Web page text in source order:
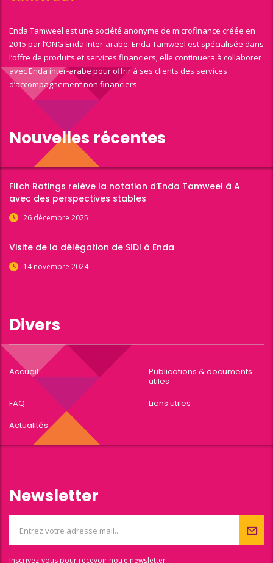
Enda Tamweel est une société anonyme de microfinance créée en
2015 par l’ONG Enda Inter-arabe. Enda Tamweel est spécialisée dans
l’offre de produits et services financiers; elle continuera à collaborer
avec Enda inter-arabe pour offrir à ses clients des services
d’accompagnement non financiers.
Nouvelles récentes
Fitch Ratings relève la notation d’Enda Tamweel à A
avec des perspectives stables
26 décembre 2025
Visite de la délégation de SIDI à Enda
14 novembre 2024
Divers
Accueil
Publications & documents
utiles
FAQ
Liens utiles
Actualités
Newsletter
Inscrivez-vous pour recevoir notre newsletter